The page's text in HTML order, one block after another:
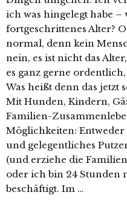
ich was hingelegt habe
fortgeschrittenes Alter?
normal, denn kein
nein, es ist nicht das
es ganz gerne
Was heißt denn das jetzt
Mit Hunden, Kindern,
Familien-
Möglichkeiten:
und gelegentliches
(und erziehe die
oder ich bin 24 Stunden
beschäftigt. Im …